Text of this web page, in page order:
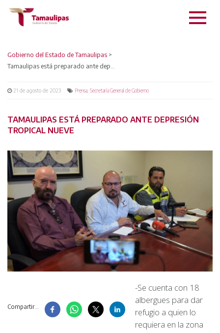
Gobierno del Estado de Tamaulipas >
21 de agosto de 2023 Prensa Secretaría General de Gobierno
TAMAULIPAS ESTÁ PREPARADO ANTE DEPRESIÓN
TROPICAL NUEVE
Compartir...
-Se cuenta con 18
albergues para dar
refugio a quien lo
requiera en la zona